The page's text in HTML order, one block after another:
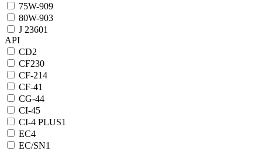
75W-909
80W-903
J 23601
API
CD2
CF230
CF-214
CF-41
CG-44
CI-45
CI-4 PLUS1
EC4
EC/SN1